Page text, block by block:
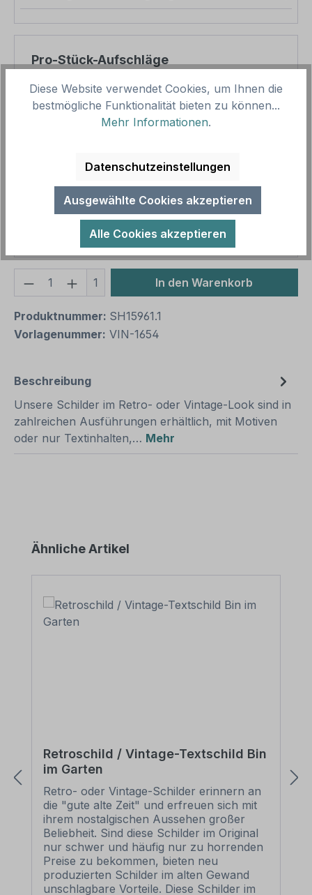
Pro-Stück-Aufschläge
Produktpreis
14,16 €
Zwischensumme
Gesamtpreis
14,16 €
Preise inkl. MwSt. zzgl. Versandkosten
Aufgrund von Neuberechnungen im Warenkorb sind
abweichende Endpreise möglich.
Produkt Anzahl: Gib den
1 In den Warenkorb
Produktnummer: SH15961.1
Vorlagenummer: VIN-1654
Beschreibung
Unsere Schilder im Retro- oder Vintage-Look sind in
zahlreichen Ausführungen erhältlich, mit Motiven
oder nur Textinhalten,… Mehr
Produktgalerie überspringen
Ähnliche Artikel
Retroschild / Vintage-Textschild Bin
im Garten
Retro- oder Vintage-Schilder erinnern an
die "gute alte Zeit" und erfreuen sich mit
ihrem nostalgischen Aussehen großer
Beliebheit. Sind diese Schilder im Original
nur schwer und häufig nur zu horrenden
Preise zu bekommen, bieten neu
produzierten Schilder im alten Gewand
unschlagbare Vorteile. Diese Schilder im
Diese Website verwendet Cookies, um Ihnen die
bestmögliche Funktionalität bieten zu können...
Mehr Informationen.
Datenschutzeinstellungen
Ausgewählte Cookies akzeptieren
Alle Cookies akzeptieren